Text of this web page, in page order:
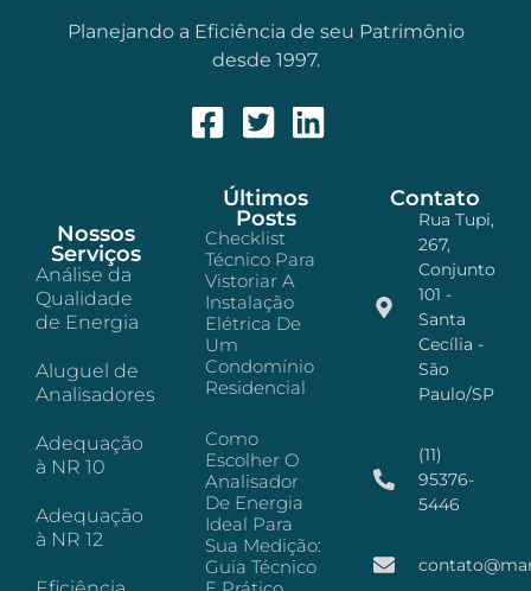
Planejando a Eficiência de seu Patrimônio
desde 1997.
Nossos
Serviços
Análise da
Qualidade
de Energia
Aluguel de
Analisadores
Adequação
à NR 10
Adequação
à NR 12
Últimos
Posts
Checklist
Técnico Para
Vistoriar A
Instalação
Elétrica De
Um
Condomínio
Residencial
Como
Escolher O
Analisador
De Energia
Ideal Para
Sua Medição:
Guia Técnico
Contato
Rua Tupi,
267,
Conjunto
101 -
Santa
Cecília -
São
Paulo/SP
(11)
95376-
5446